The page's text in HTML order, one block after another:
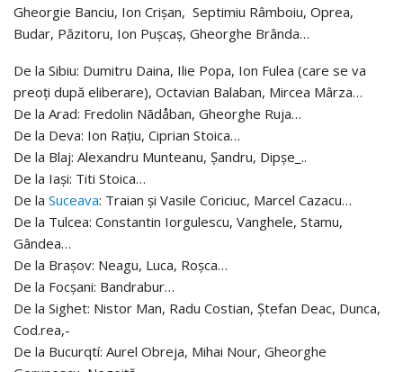
Gheorgie Banciu, Ion Crişan, Septimiu Râmboiu, Oprea,
Budar, Păzitoru, Ion Puşcaş, Gheorghe Brânda…
De la Sibiu: Dumitru Daina, Ilie Popa, Ion Fulea (care se va
preoţi după eliberare), Octavian Balaban, Mircea Mârza…
De la Arad: Fredolin Nãdåban, Gheorghe Ruja…
De la Deva: Ion Raţiu, Ciprian Stoica…
De la Blaj: Alexandru Munteanu, Şandru, Dipşe_..
De la Iaşi: Titi Stoica…
De la Suceava: Traian şi Vasile Coriciuc, Marcel Cazacu…
De la Tulcea: Constantin Iorgulescu, Vanghele, Stamu,
Gândea…
De la Braşov: Neagu, Luca, Roşca…
De la Focşani: Bandrabur…
De la Sighet: Nistor Man, Radu Costian, Ştefan Deac, Dunca,
Cod.rea,-
De la Bucurqtí: Aurel Obreja, Mihai Nour, Gheorghe